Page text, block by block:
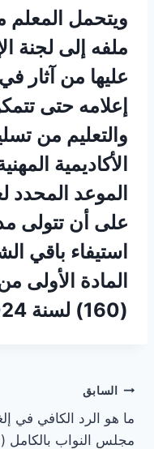
ويتحمل
ملفه إلى لجنة
عليها من آثار
إعلامه حتى
والتعليم من
الأكاديمية
الموعد
على أن تتولى
استيفاء باقي
المادة الأولى
(160) لسنة 2024.
تصفّح
المقالات
السابق
ما هو الرد الكافي في
مجلس النواب بالكامل